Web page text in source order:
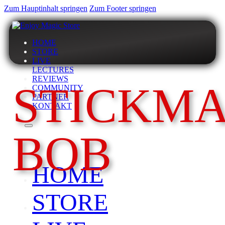
Zum Hauptinhalt springen Zum Footer springen
HOME
STORE
LIVE
LECTURES
REVIEWS
COMMUNITY
PARTNER
KONTAKT
HOME
STORE
BOB